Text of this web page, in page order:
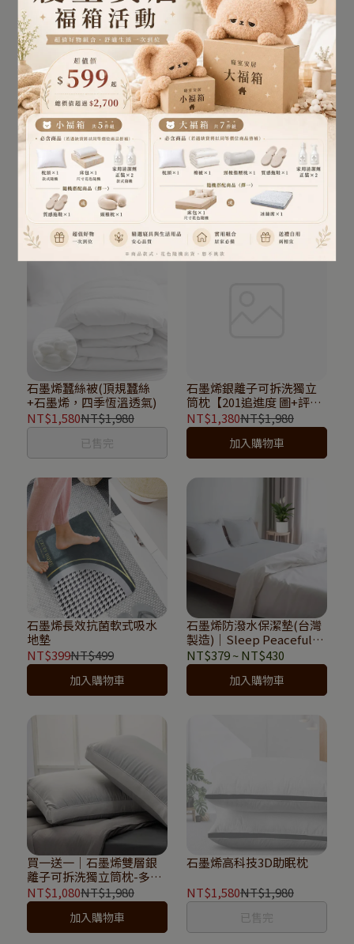
買一送一｜石墨烯羽絲絨
獨立筒枕 (石墨烯+50顆獨
立筒)
NT$940 NT$1,980
加入購物車
天絲床包枕套組/石墨烯天
絲涼被(單人/雙人/加大/可
包覆35cm 多款任選)｜台
灣製 吸濕排汗 ｜寢室安居
Sleep Peacefully
NT$639~NT$690
加入購物車
石墨烯蠶絲被(頂規蠶絲
+石墨烯，四季恆溫透氣)
NT$1,580NT$1,980
已售完
石墨烯銀離子可拆洗獨立
筒枕【201追進度 圖+評估
表+平台】
NT$1,380NT$1,980
加入購物車
石墨烯長效抗菌軟式吸水
地墊
NT$399NT$499
加入購物車
石墨烯防潑水保潔墊(台灣
製造)｜Sleep Peacefully
寢室安居
NT$379~NT$430
加入購物車
買一送一｜石墨烯雙層銀
離子可拆洗獨立筒枕-多色
可選
NT$1,080NT$1,980
加入購物車
石墨烯高科技3D助眠枕
NT$1,580NT$1,980
已售完